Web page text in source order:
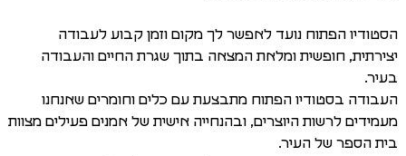
הסטודיו הפתוח נועד לאפשר לך מקום וזמן קבוע לעבודה
יצירתית, חופשית ומלאת המצאה בתוך שגרת החיים והעבודה
בעיר.
העבודה בסטודיו הפתוח מתבצעת עם כלים וחומרים שאנחנו
מעמידים לרשות היוצרים, ובהנחייה אישית של אמנים פעילים מצוות
בית הספר של העיר.